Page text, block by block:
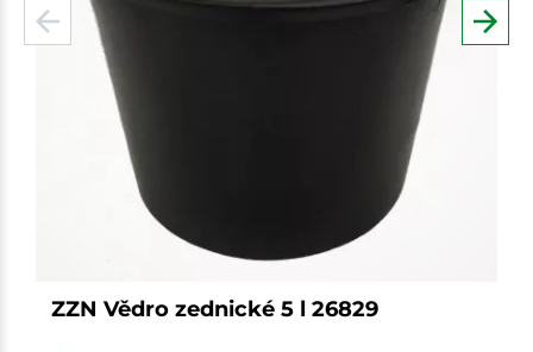
ZZN Vědro zednické 5 l 26829